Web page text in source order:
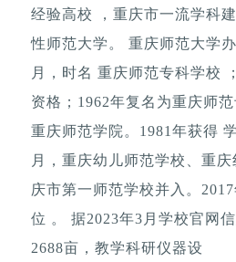
经验高校 ，重庆市一流学科
性师范大学。 重庆师范大学
月，时名 重庆师范专科学校
资格；1962年复名为重庆师
重庆师范学院。1981年获得
月，重庆幼儿师范学校、重
庆市第一师范学校并入。
位 。 据2023年3月学校官网
2688亩，教学科研仪器设